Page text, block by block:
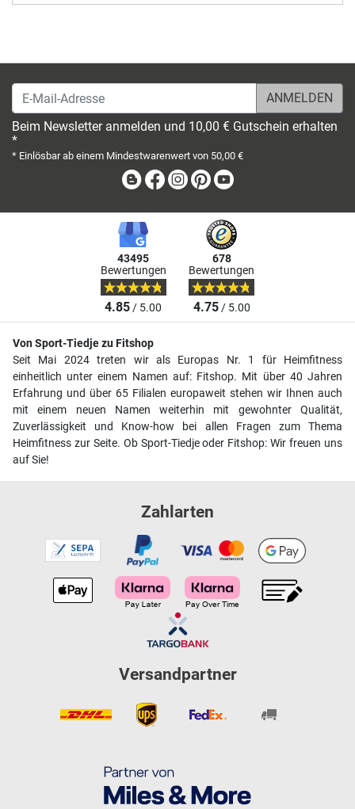
E-Mail-Adresse
Beim Newsletter anmelden und 10,00 € Gutschein erhalten
*
* Einlösbar ab einem Mindestwarenwert von 50,00 €
BlogFacebook
Instagram
Pinterest
43495
Bewertungen
4.85/ 5.00
678
Bewertungen
4.75/ 5.00
Von Sport-Tiedje zu Fitshop
Seit Mai 2024 treten wir als Europas Nr. 1 für Heimfitness
einheitlich unter einem Namen auf: Fitshop. Mit über 40 Jahren
Erfahrung und über 65 Filialen europaweit stehen wir Ihnen auch
mit einem neuen Namen weiterhin mit gewohnter Qualität,
Zuverlässigkeit und Know-how bei allen Fragen zum Thema
Heimfitness zur Seite. Ob Sport-Tiedje oder Fitshop: Wir freuen uns
auf Sie!
Zahlarten
Versandpartner